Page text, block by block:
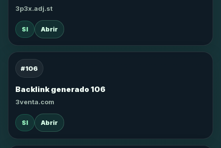
3p3x.adj.st
SI Abrir
#106
Backlink generado 106
3venta.com
SI Abrir